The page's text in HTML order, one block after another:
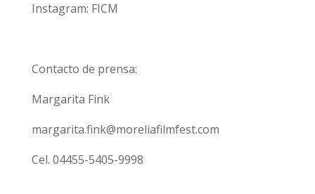
Instagram: FICM
Contacto de prensa:
Margarita Fink
margarita.fink@moreliafilmfest.com
Cel. 04455-5405-9998